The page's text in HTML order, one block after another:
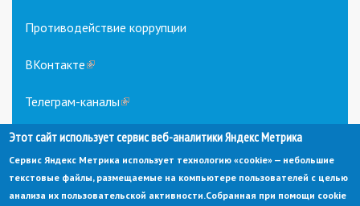
Противодействие коррупции
ВКонтакте(link
external)
Телеграм-каналы(link
external)
Этот сайт использует сервис веб-аналитики Яндекс Метрика
Сервис Яндекс Метрика использует технологию «cookie» — небольшие
текстовые файлы, размещаемые на компьютере пользователей с целью
анализа их пользовательской активности.Собранная при помощи cookie